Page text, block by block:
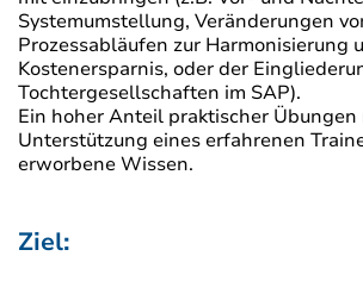
Systemumstellung, Veränderungen
Prozessabläufen zur Harmonisierung
Kostenersparnis, oder der
Tochtergesellschaften im SAP).
Ein hoher Anteil praktischer Übungen
Unterstützung eines erfahrenen
erworbene Wissen.
Ziel: